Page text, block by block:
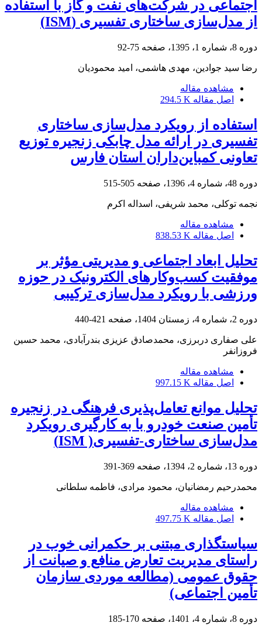
اجتماعی در شرکت‌های نفت و گاز با استفاده
از مدل‌سازی ساختاری تفسیری (ISM)
دوره 8، شماره 1، 1395، صفحه 75-92
رضا سید جوادین، مهدی هاشمی، امید محمودیان
مشاهده مقاله
اصل مقاله 294.5 K
استفاده از رویکرد مدل‌سازی ساختاری
تفسیری در ارائه مدل چابکی زنجیره توزیع
تعاونی کمباین‌داران استان فارس
دوره 48، شماره 4، 1396، صفحه 505-515
نجمه توکلی، محمد شریفی، اسداله اکرم
مشاهده مقاله
اصل مقاله 838.53 K
تحلیل ابعاد اجتماعی و مدیریتی مؤثر بر
موفقیت کسب‌وکارهای الکترونیک در حوزه
ورزشی با رویکرد مدل‌سازی ترکیبی
دوره 2، شماره 4، زمستان 1404، صفحه 421-440
علی صفاری دربرزی، محمدصادق عزیزی بندرآبادی، محمد حسین
فروزانفر
مشاهده مقاله
اصل مقاله 997.15 K
تحلیل موانع تعامل‌پذیری فرهنگی در زنجیره
تأمین صنعت خودرو با به کارگیری رویکرد
مدل‌سازی ساختاری-تفسیری( ISM)
دوره 13، شماره 2، 1394، صفحه 369-391
محمدرحیم رمضانیان، محمود مرادی، فاطمه سلطانی
مشاهده مقاله
اصل مقاله 497.75 K
سیاستگذاری مبتنی بر حکمرانی خوب در
راستای مدیریت تعارض منافع و صیانت از
حقوق عمومی (مطالعه موردی سازمان
تأمین اجتماعی)
دوره 8، شماره 4، 1401، صفحه 170-185